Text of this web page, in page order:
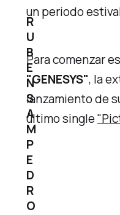
un periodo
Para comenzar
"GENESYS", la
lanzamiento de
último single
R
U
B
E
N
S
A
M
P
E
D
R
O